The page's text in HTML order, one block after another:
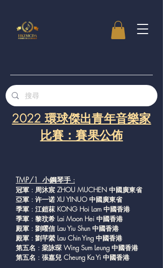
2022 環球傑出青年音樂家
比賽：賽果公佈
TMP/1 小鋼琴手 :
冠軍 : 周沐宸 ZHOU MUCHEN 中國廣東省
亞軍 : 许一诺 XU YINUO 中國廣東省
季軍 : 江鎧菻 KONG Hoi Lam 中國香港
季軍 : 黎玟希 Lai Moon Hei 中國香港
殿軍 : 劉曜信 Lau Yiu Shun 中國香港
殿軍 : 劉芊縈 Lau Chin Ying 中國香港
第五名 : 梁詠琛 Wing Sum Leung 中國香港
第五名 : 張嘉兒 Cheung Ka Yi 中國香港